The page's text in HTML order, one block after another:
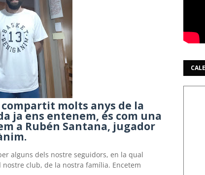
molts anys de la
ja ens entenem, és com una
a Rubén Santana, jugador
alguns dels nostre seguidors, en la qual
club, de la nostra família. Encetem